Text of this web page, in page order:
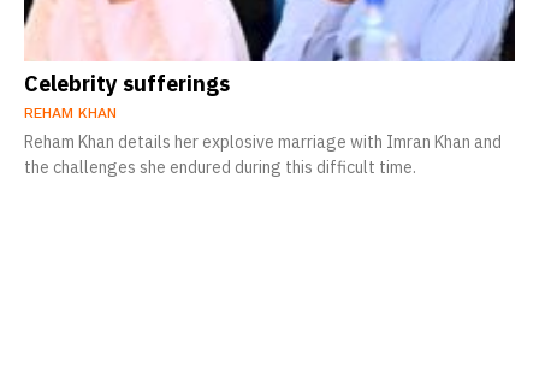
Celebrity sufferings
REHAM KHAN
Reham Khan details her explosive marriage with Imran Khan and
the challenges she endured during this difficult time.